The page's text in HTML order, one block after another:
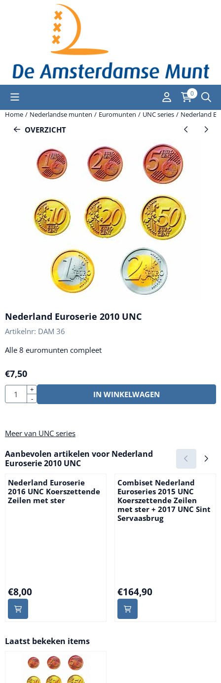
Cookievoorkeuren zijn momenteel gesloten.
0
Home / Nederlandse munten / Euromunten / UNC series / Nederland
OVERZICHT
Nederland Euroserie 2010 UNC
Artikelnr: DAM 36
Alle 8 euromunten compleet
€7,50
Aantal
+
-
IN WINKELWAGEN
Meer van UNC series
Aanbevolen artikelen voor Nederland
Euroserie 2010 UNC
Nederland Euroserie
2016 UNC Koerszettende
Zeilen met ster
Prijs: 8,00
€8,00
Combiset Nederland
Euroseries 2015 UNC
Koerszettende Zeilen
met ster + 2017 UNC Sint
Servaasbrug
Prijs: 164,90
€164,90
Laatst bekeken items